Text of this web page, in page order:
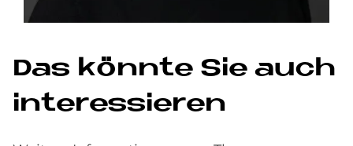
Das könnte Sie auch
interessieren